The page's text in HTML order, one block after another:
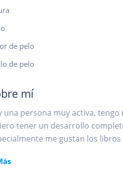
de pelo
de pelo
mí
una persona muy activa,
tener un desarrollo
me gustan los